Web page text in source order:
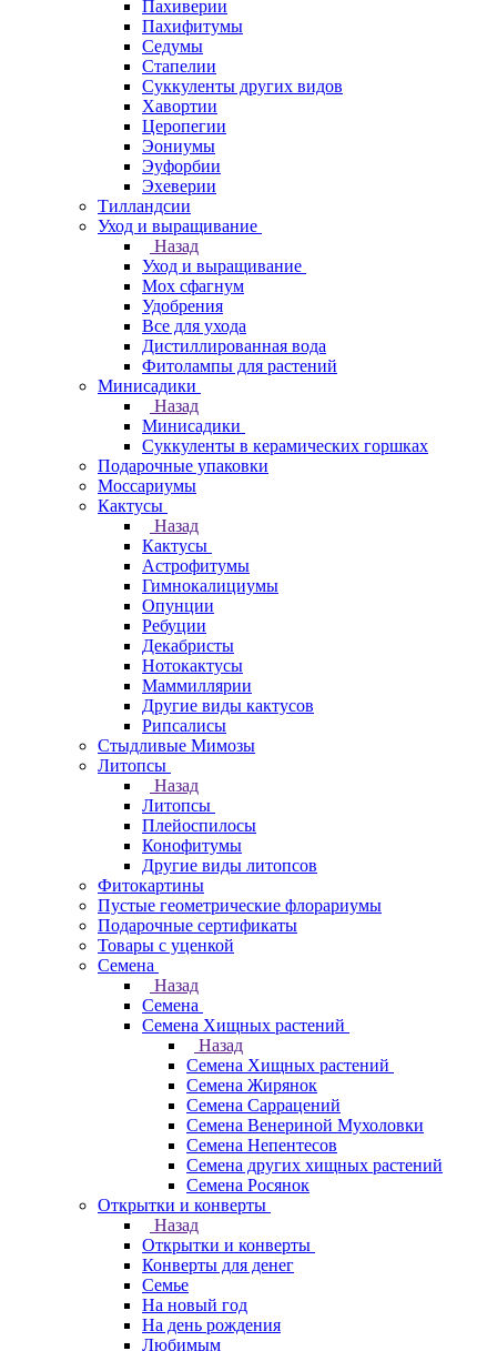
Пахиверии
Пахифитумы
Седумы
Стапелии
Суккуленты других видов
Хавортии
Церопегии
Эониумы
Эуфорбии
Эхеверии
Тилландсии
Уход и выращивание
Назад
Уход и выращивание
Мох сфагнум
Удобрения
Все для ухода
Дистиллированная вода
Фитолампы для растений
Минисадики
Назад
Минисадики
Суккуленты в керамических горшках
Подарочные упаковки
Моссариумы
Кактусы
Назад
Кактусы
Астрофитумы
Гимнокалициумы
Опунции
Ребуции
Декабристы
Нотокактусы
Маммиллярии
Другие виды кактусов
Рипсалисы
Стыдливые Мимозы
Литопсы
Назад
Литопсы
Плейоспилосы
Конофитумы
Другие виды литопсов
Фитокартины
Пустые геометрические флорариумы
Подарочные сертификаты
Товары с уценкой
Семена
Назад
Семена
Семена Хищных растений
Назад
Семена Хищных растений
Семена Жирянок
Семена Саррацений
Семена Венериной Мухоловки
Семена Непентесов
Семена других хищных растений
Семена Росянок
Открытки и конверты
Назад
Открытки и конверты
Конверты для денег
Семье
На новый год
На день рождения
Любимым